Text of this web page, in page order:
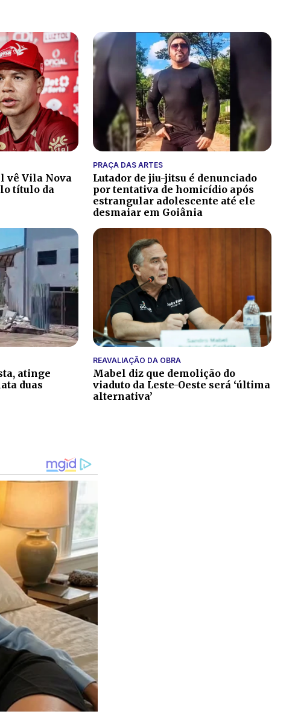
vê Vila Nova
título da
PRAÇA DAS ARTES
Lutador de jiu-jitsu é denunciado
por tentativa de homicídio após
estrangular adolescente até ele
desmaiar em Goiânia
atinge
duas
REAVALIAÇÃO DA OBRA
Mabel diz que demolição do
viaduto da Leste-Oeste será ‘última
alternativa’